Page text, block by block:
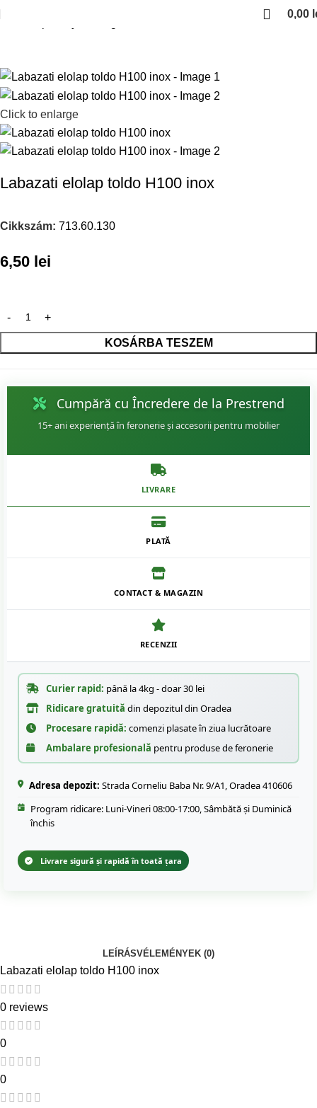
0,00
Click to enlarge
Labazati elolap toldo H100 inox
Cikkszám: 713.60.130
6,50 lei
KOSÁRBA TESZEM
Cumpără cu Încredere de la Prestrend
15+ ani experiență în feronerie și accesorii pentru mobilier
LIVRARE
PLATĂ
CONTACT & MAGAZIN
RECENZII
Curier rapid: până la 4kg - doar 30 lei
Ridicare gratuită din depozitul din Oradea
Procesare rapidă: comenzi plasate în ziua lucrătoare
Ambalare profesională pentru produse de feronerie
Adresa depozit: Strada Corneliu Baba Nr. 9/A1, Oradea 410606
Program ridicare: Luni-Vineri 08:00-17:00, Sâmbătă și Duminică
închis
Livrare sigură și rapidă în toată țara
LEÍRÁSVÉLEMÉNYEK (0)
Labazati elolap toldo H100 inox
0 reviews
0
0